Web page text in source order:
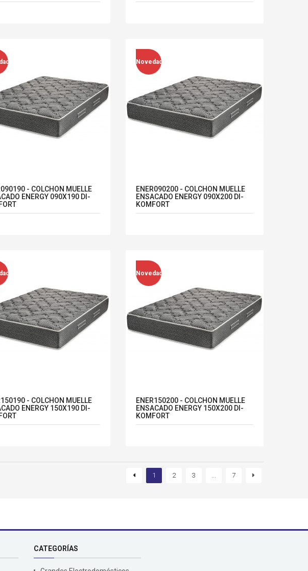
- COLCHON MUELLE
ENERGY 090X190 DI-
Novedad
ENER090200 - COLCHON MUELLE
ENSACADO ENERGY 090X200 DI-
KOMFORT
- COLCHON MUELLE
ENERGY 150X190 DI-
Novedad
ENER150200 - COLCHON MUELLE
ENSACADO ENERGY 150X200 DI-
KOMFORT
1 2 3 7
CATEGORÍAS